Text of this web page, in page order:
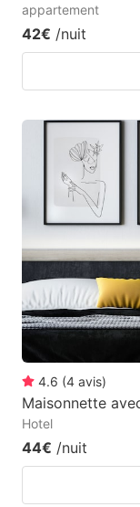
appartement
42€ /nuit
4.6 (4 avis)
Maisonnette
Hotel
44€ /nuit